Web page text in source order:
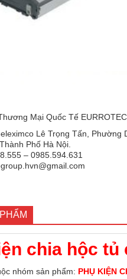
Mại Quốc Tế
Lê Trọng Tấn, Phường
Phố Hà Nội.
– 0985.594.631
chia hộc tủ
nhóm sản phẩm: PHỤ KIỆN